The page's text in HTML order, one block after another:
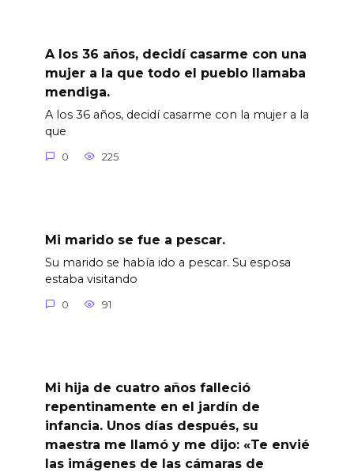
A los 36 años, decidí casarme con una
mujer a la que todo el pueblo llamaba
mendiga.
A los 36 años, decidí casarme con la mujer a la
que
0 225
Mi marido se fue a pescar.
Su marido se había ido a pescar. Su esposa
estaba visitando
0 91
Mi hija de cuatro años falleció
repentinamente en el jardín de
infancia. Unos días después, su
maestra me llamó y me dijo: «Te envié
las imágenes de las cámaras de